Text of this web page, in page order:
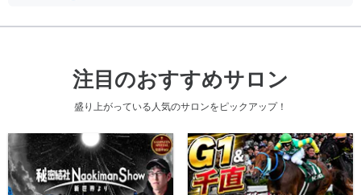
注目のおすすめサロン
盛り上がっている人気のサロンをピックアップ！